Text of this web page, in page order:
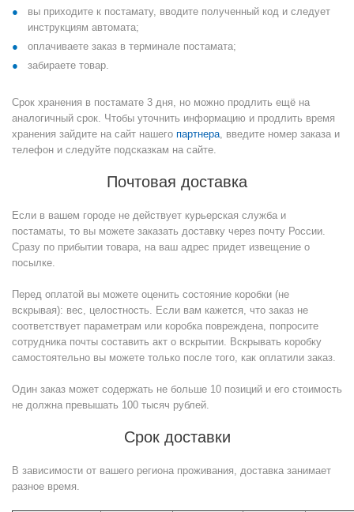
вы приходите к постамату, вводите полученный код и следует
инструкциям автомата;
оплачиваете заказ в терминале постамата;
забираете товар.
Срок хранения в постамате 3 дня, но можно продлить ещё на
аналогичный срок. Чтобы уточнить информацию и продлить время
хранения зайдите на сайт нашего партнера, введите номер заказа и
телефон и следуйте подсказкам на сайте.
Почтовая доставка
Если в вашем городе не действует курьерская служба и
постаматы, то вы можете заказать доставку через почту России.
Сразу по прибытии товара, на ваш адрес придет извещение о
посылке.
Перед оплатой вы можете оценить состояние коробки (не
вскрывая): вес, целостность. Если вам кажется, что заказ не
соответствует параметрам или коробка повреждена, попросите
сотрудника почты составить акт о вскрытии. Вскрывать коробку
самостоятельно вы можете только после того, как оплатили заказ.
Один заказ может содержать не больше 10 позиций и его стоимость
не должна превышать 100 тысяч рублей.
Срок доставки
В зависимости от вашего региона проживания, доставка занимает
разное время.